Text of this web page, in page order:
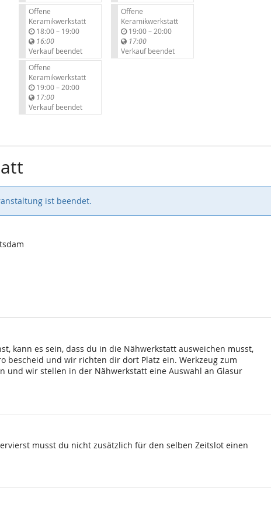
Offene
Keramikwerkstatt
18:00–b
s
19:00
16:00
Verkauf beendet
Offene
Keramikwerkstatt
19:00–b
s
20:00
17:00
Verkauf beendet
Offene
Keramikwerkstatt
19:00–b
s
20:00
17:00
Verkauf beendet
ist beendet.
kann es sein, dass du in die Nähwerkstatt ausweichen musst,
bescheid und wir richten dir dort Platz ein. Werkzeug zum
und wir stellen in der Nähwerkstatt eine Auswahl an Glasur
musst du nicht zusätzlich für den selben Zeitslot einen